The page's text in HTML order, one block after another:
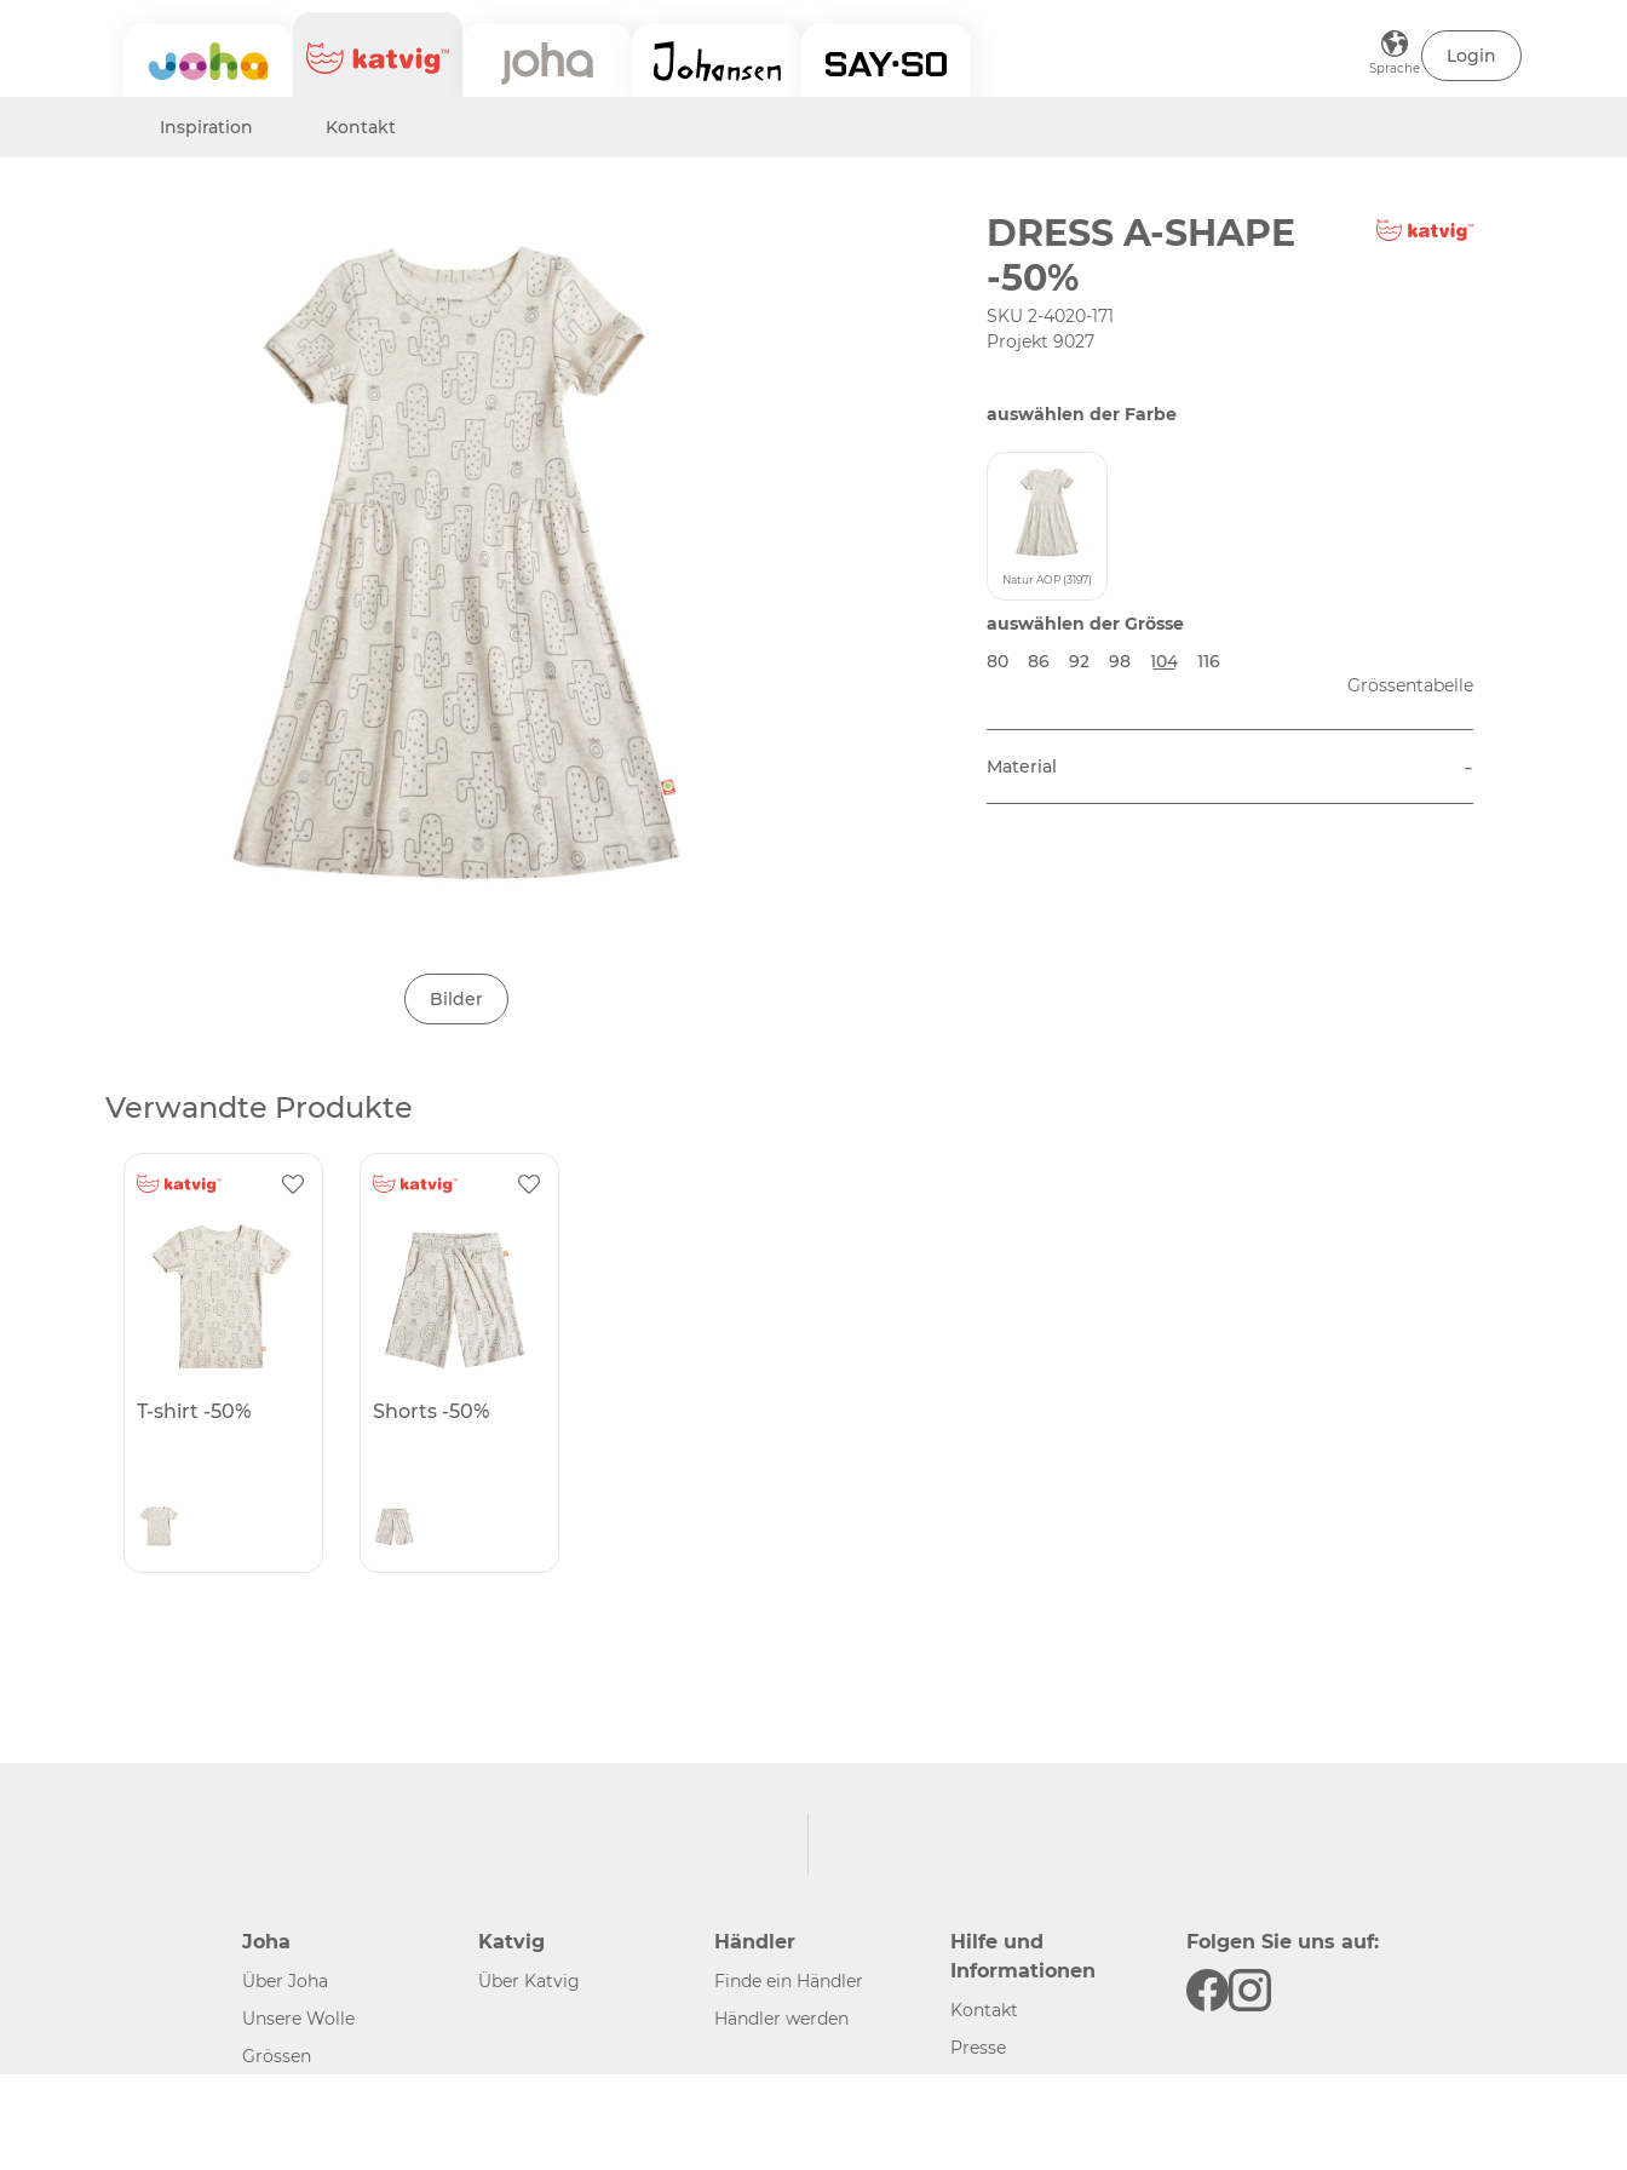
Sprache
Login
Inspiration Kontakt
Bilder
DRESS A-SHAPE
-50%
SKU 2-4020-171
Projekt 9027
auswählen der Farbe
Natur AOP (3197)
auswählen der Grösse
80
86 92 98 104
116
Grössentabelle
Material -
Verwandte Produkte
T-shirt -50% Shorts -50%
Joha
Über Joha
Unsere Wolle
Grössen
Katvig
Über Katvig
Händler
Finde ein Händler
Händler werden
Hilfe und
Informationen
Kontakt
Presse
Folgen Sie uns auf: